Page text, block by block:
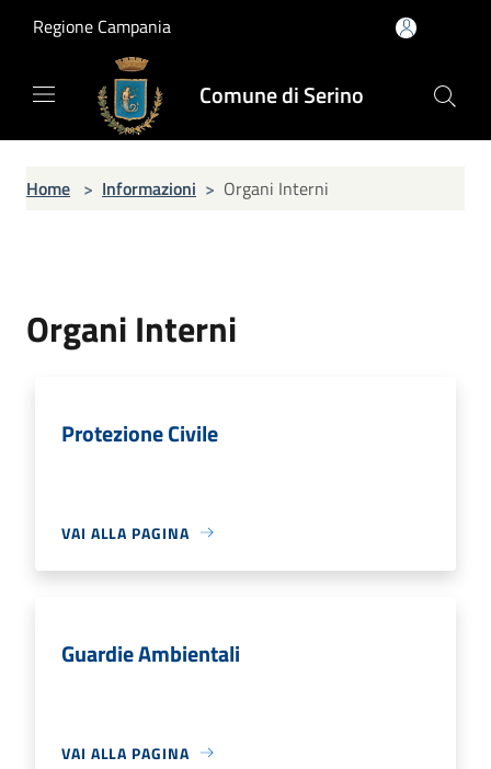
Regione Campania
Comune di Serino
Home > Informazioni > Organi Interni
Organi Interni
Protezione Civile
VAI ALLA PAGINA
Guardie Ambientali
VAI ALLA PAGINA